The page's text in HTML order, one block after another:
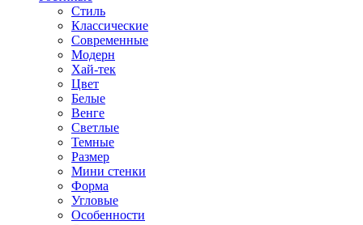
Стиль
Классические
Современные
Модерн
Хай-тек
Цвет
Белые
Венге
Светлые
Темные
Размер
Мини стенки
Форма
Угловые
Особенности